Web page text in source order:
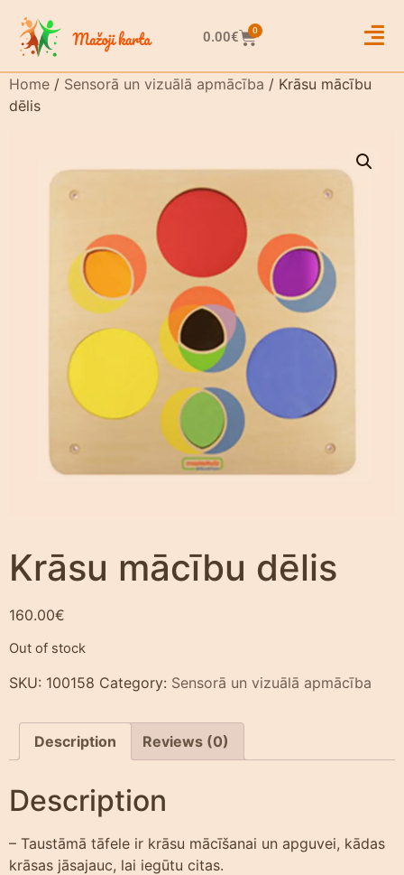
0.00€ 0
Home / Sensorā un vizuālā apmācība / Krāsu mācību
dēlis
Krāsu mācību dēlis
160.00€
Out of stock
SKU: 100158 Category: Sensorā un vizuālā apmācība
Description Reviews (0)
Description
– Taustāmā tāfele ir krāsu mācīšanai un apguvei, kādas
krāsas jāsajauc, lai iegūtu citas.